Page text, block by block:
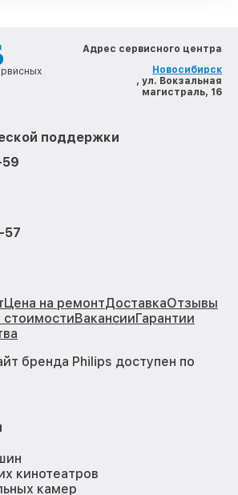
Адрес сервисного центра
Новосибирск
, ул. Вокзальная
магистраль, 16
поддержки
57
Цена на ремонтДоставкаОтзывы
стоимостиВакансииГарантии
бренда Philips доступен по
кинотеатров
камер